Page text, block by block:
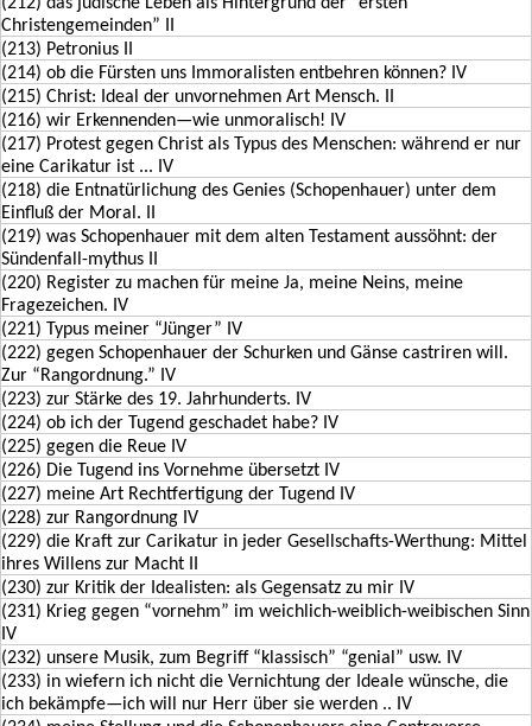
Christengemeinden” II
(213) Petronius II
(214) ob die Fürsten uns Immoralisten entbehren können? IV
(215) Christ: Ideal der unvornehmen Art Mensch. II
(216) wir Erkennenden—wie unmoralisch! IV
(217) Protest gegen Christ als Typus des Menschen: während er nur
eine Carikatur ist ... IV
(218) die Entnatürlichung des Genies (Schopenhauer) unter dem
Einfluß der Moral. II
(219) was Schopenhauer mit dem alten Testament aussöhnt: der
Sündenfall-mythus II
(220) Register zu machen für meine Ja, meine Neins, meine
Fragezeichen. IV
(221) Typus meiner “Jünger” IV
(222) gegen Schopenhauer der Schurken und Gänse castriren will.
Zur “Rangordnung.” IV
(223) zur Stärke des 19. Jahrhunderts. IV
(224) ob ich der Tugend geschadet habe? IV
(225) gegen die Reue IV
(226) Die Tugend ins Vornehme übersetzt IV
(227) meine Art Rechtfertigung der Tugend IV
(228) zur Rangordnung IV
(229) die Kraft zur Carikatur in jeder Gesellschafts-Werthung: Mittel
ihres Willens zur Macht II
(230) zur Kritik der Idealisten: als Gegensatz zu mir IV
(231) Krieg gegen “vornehm” im weichlich-weiblich-weibischen Sinn
IV
(232) unsere Musik, zum Begriff “klassisch” “genial” usw. IV
(233) in wiefern ich nicht die Vernichtung der Ideale wünsche, die
ich bekämpfe—ich will nur Herr über sie werden .. IV